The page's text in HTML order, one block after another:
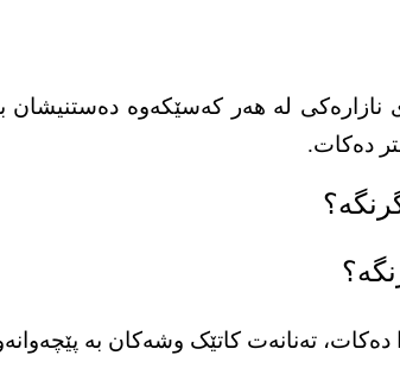
نازارەکی لە هەر کەسێکەوە
دەکات.